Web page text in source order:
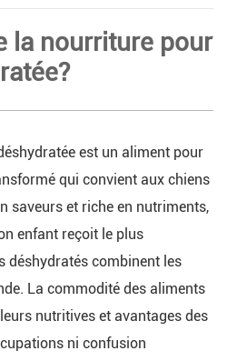
la nourriture pour
est un aliment pour
qui convient aux chiens
saveurs et riche en nutriments,
enfant reçoit le plus
déshydratés combinent les
La commodité des aliments
nutritives et avantages des
ni confusion